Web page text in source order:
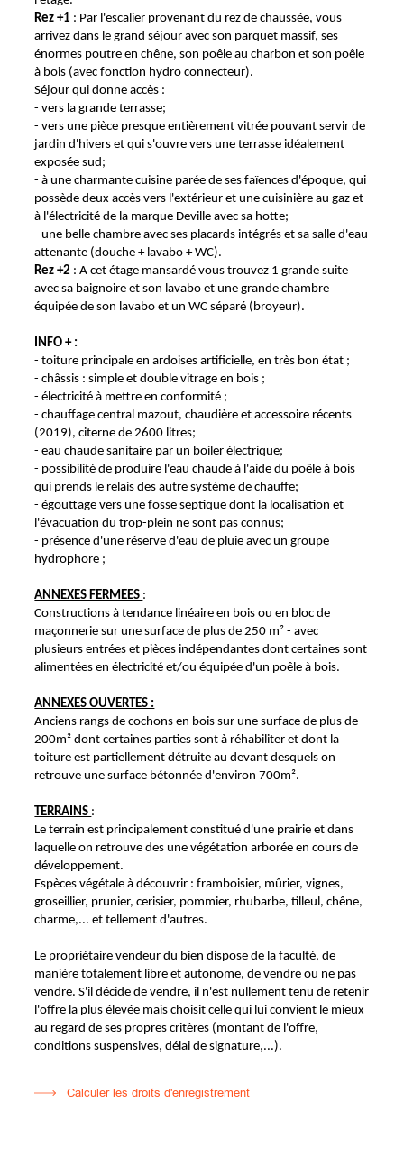
Rez +1 : Par l'escalier provenant du rez de chaussée, vous
arrivez dans le grand séjour avec son parquet massif, ses
énormes poutre en chêne, son poêle au charbon et son poêle
à bois (avec fonction hydro connecteur).
Séjour qui donne accès :
- vers la grande terrasse;
- vers une pièce presque entièrement vitrée pouvant servir de
jardin d'hivers et qui s'ouvre vers une terrasse idéalement
exposée sud;
- à une charmante cuisine parée de ses faïences d'époque, qui
possède deux accès vers l'extérieur et une cuisinière au gaz et
à l'électricité de la marque Deville avec sa hotte;
- une belle chambre avec ses placards intégrés et sa salle d'eau
attenante (douche + lavabo + WC).
Rez +2 : A cet étage mansardé vous trouvez 1 grande suite
avec sa baignoire et son lavabo et une grande chambre
équipée de son lavabo et un WC séparé (broyeur).
INFO + :
- toiture principale en ardoises artificielle, en très bon état ;
- châssis : simple et double vitrage en bois ;
- électricité à mettre en conformité ;
- chauffage central mazout, chaudière et accessoire récents
(2019), citerne de 2600 litres;
- eau chaude sanitaire par un boiler électrique;
- possibilité de produire l'eau chaude à l'aide du poêle à bois
qui prends le relais des autre système de chauffe;
- égouttage vers une fosse septique dont la localisation et
l'évacuation du trop-plein ne sont pas connus;
- présence d'une réserve d'eau de pluie avec un groupe
hydrophore ;
ANNEXES FERMEES :
Constructions à tendance linéaire en bois ou en bloc de
maçonnerie sur une surface de plus de 250 m² - avec
plusieurs entrées et pièces indépendantes dont certaines sont
alimentées en électricité et/ou équipée d'un poêle à bois.
ANNEXES OUVERTES :
Anciens rangs de cochons en bois sur une surface de plus de
200m² dont certaines parties sont à réhabiliter et dont la
toiture est partiellement détruite au devant desquels on
retrouve une surface bétonnée d'environ 700m².
TERRAINS :
Le terrain est principalement constitué d'une prairie et dans
laquelle on retrouve des une végétation arborée en cours de
développement.
Espèces végétale à découvrir : framboisier, mûrier, vignes,
groseillier, prunier, cerisier, pommier, rhubarbe, tilleul, chêne,
charme,... et tellement d'autres.
Le propriétaire vendeur du bien dispose de la faculté, de
manière totalement libre et autonome, de vendre ou ne pas
vendre. S'il décide de vendre, il n'est nullement tenu de retenir
l'offre la plus élevée mais choisit celle qui lui convient le mieux
au regard de ses propres critères (montant de l'offre,
conditions suspensives, délai de signature,...).
Calculer les droits d'enregistrement